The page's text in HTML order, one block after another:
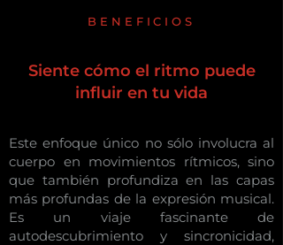
BENEFICIOS
Siente cómo el ritmo puede
influir en tu vida
Este enfoque único no sólo involucra al
cuerpo en movimientos rítmicos, sino
que también profundiza en las capas
más profundas de la expresión musical.
Es un viaje fascinante de
autodescubrimiento y sincronicidad,